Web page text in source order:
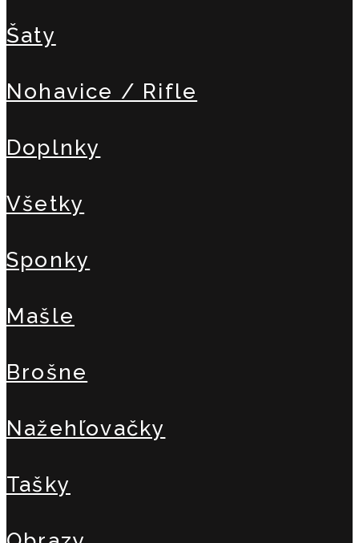
Šaty
Nohavice / Rifle
Doplnky
Všetky
Sponky
Mašle
Brošne
Nažehľovačky
Tašky